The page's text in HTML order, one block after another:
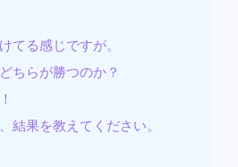
てる感じですが。
ちらが勝つのか？
結果を教えてください。